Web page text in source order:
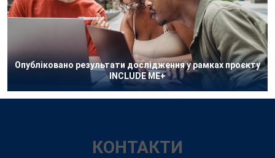
Опубліковано результати дослідження у рамках проєкту
INCLUDE ME+
КОНТАКТИ